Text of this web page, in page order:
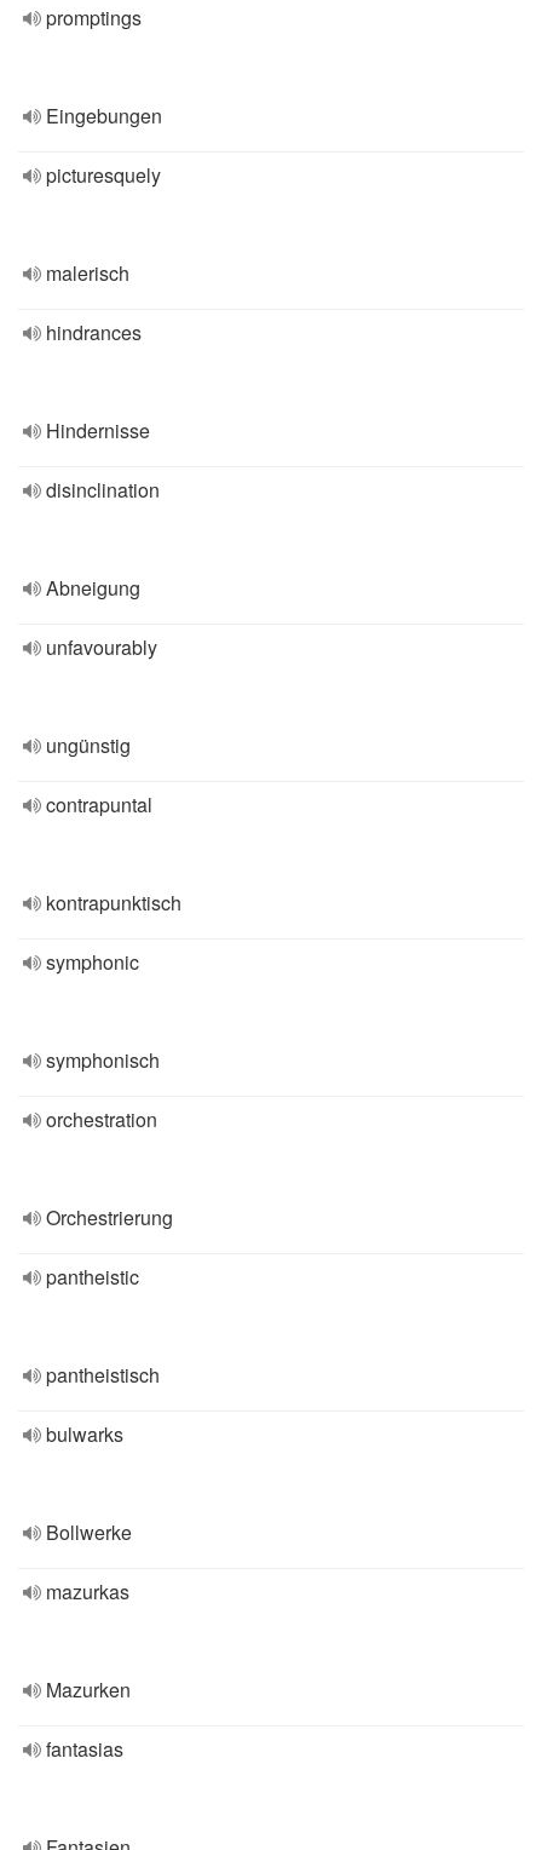
promptings
Eingebungen
picturesquely
malerisch
hindrances
Hindernisse
disinclination
Abneigung
unfavourably
ungünstig
contrapuntal
kontrapunktisch
symphonic
symphonisch
orchestration
Orchestrierung
pantheistic
pantheistisch
bulwarks
Bollwerke
mazurkas
Mazurken
fantasias